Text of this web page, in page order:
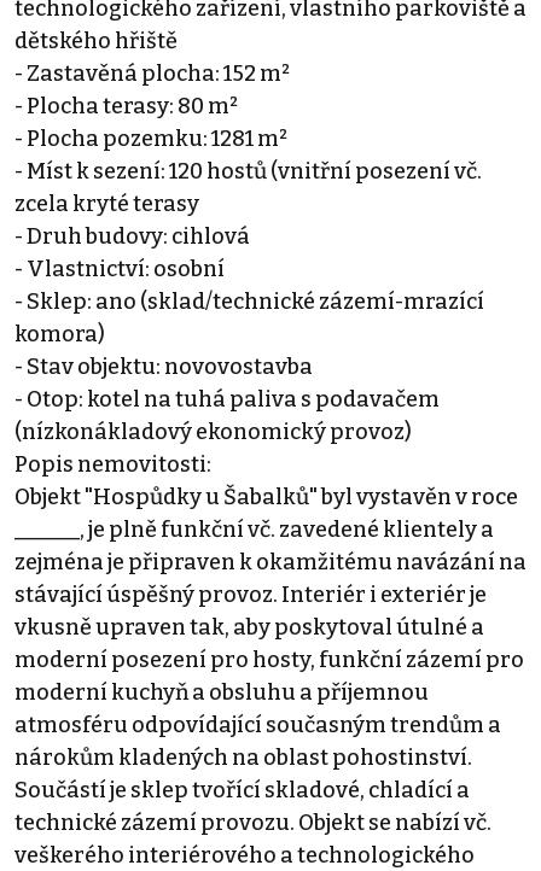
technologického zařízení, vlastního parkoviště a
dětského hřiště
- Zastavěná plocha: 152 m²
- Plocha terasy: 80 m²
- Plocha pozemku: 1281 m²
- Míst k sezení: 120 hostů (vnitřní posezení vč.
zcela kryté terasy
- Druh budovy: cihlová
- Vlastnictví: osobní
- Sklep: ano (sklad/technické zázemí-mrazící
komora)
- Stav objektu: novovostavba
- Otop: kotel na tuhá paliva s podavačem
(nízkonákladový ekonomický provoz)
Popis nemovitosti:
Objekt "Hospůdky u Šabalků" byl vystavěn v roce
______, je plně funkční vč. zavedené klientely a
zejména je připraven k okamžitému navázání na
stávající úspěšný provoz. Interiér i exteriér je
vkusně upraven tak, aby poskytoval útulné a
moderní posezení pro hosty, funkční zázemí pro
moderní kuchyň a obsluhu a příjemnou
atmosféru odpovídající současným trendům a
nárokům kladených na oblast pohostinství.
Součástí je sklep tvořící skladové, chladící a
technické zázemí provozu. Objekt se nabízí vč.
veškerého interiérového a technologického